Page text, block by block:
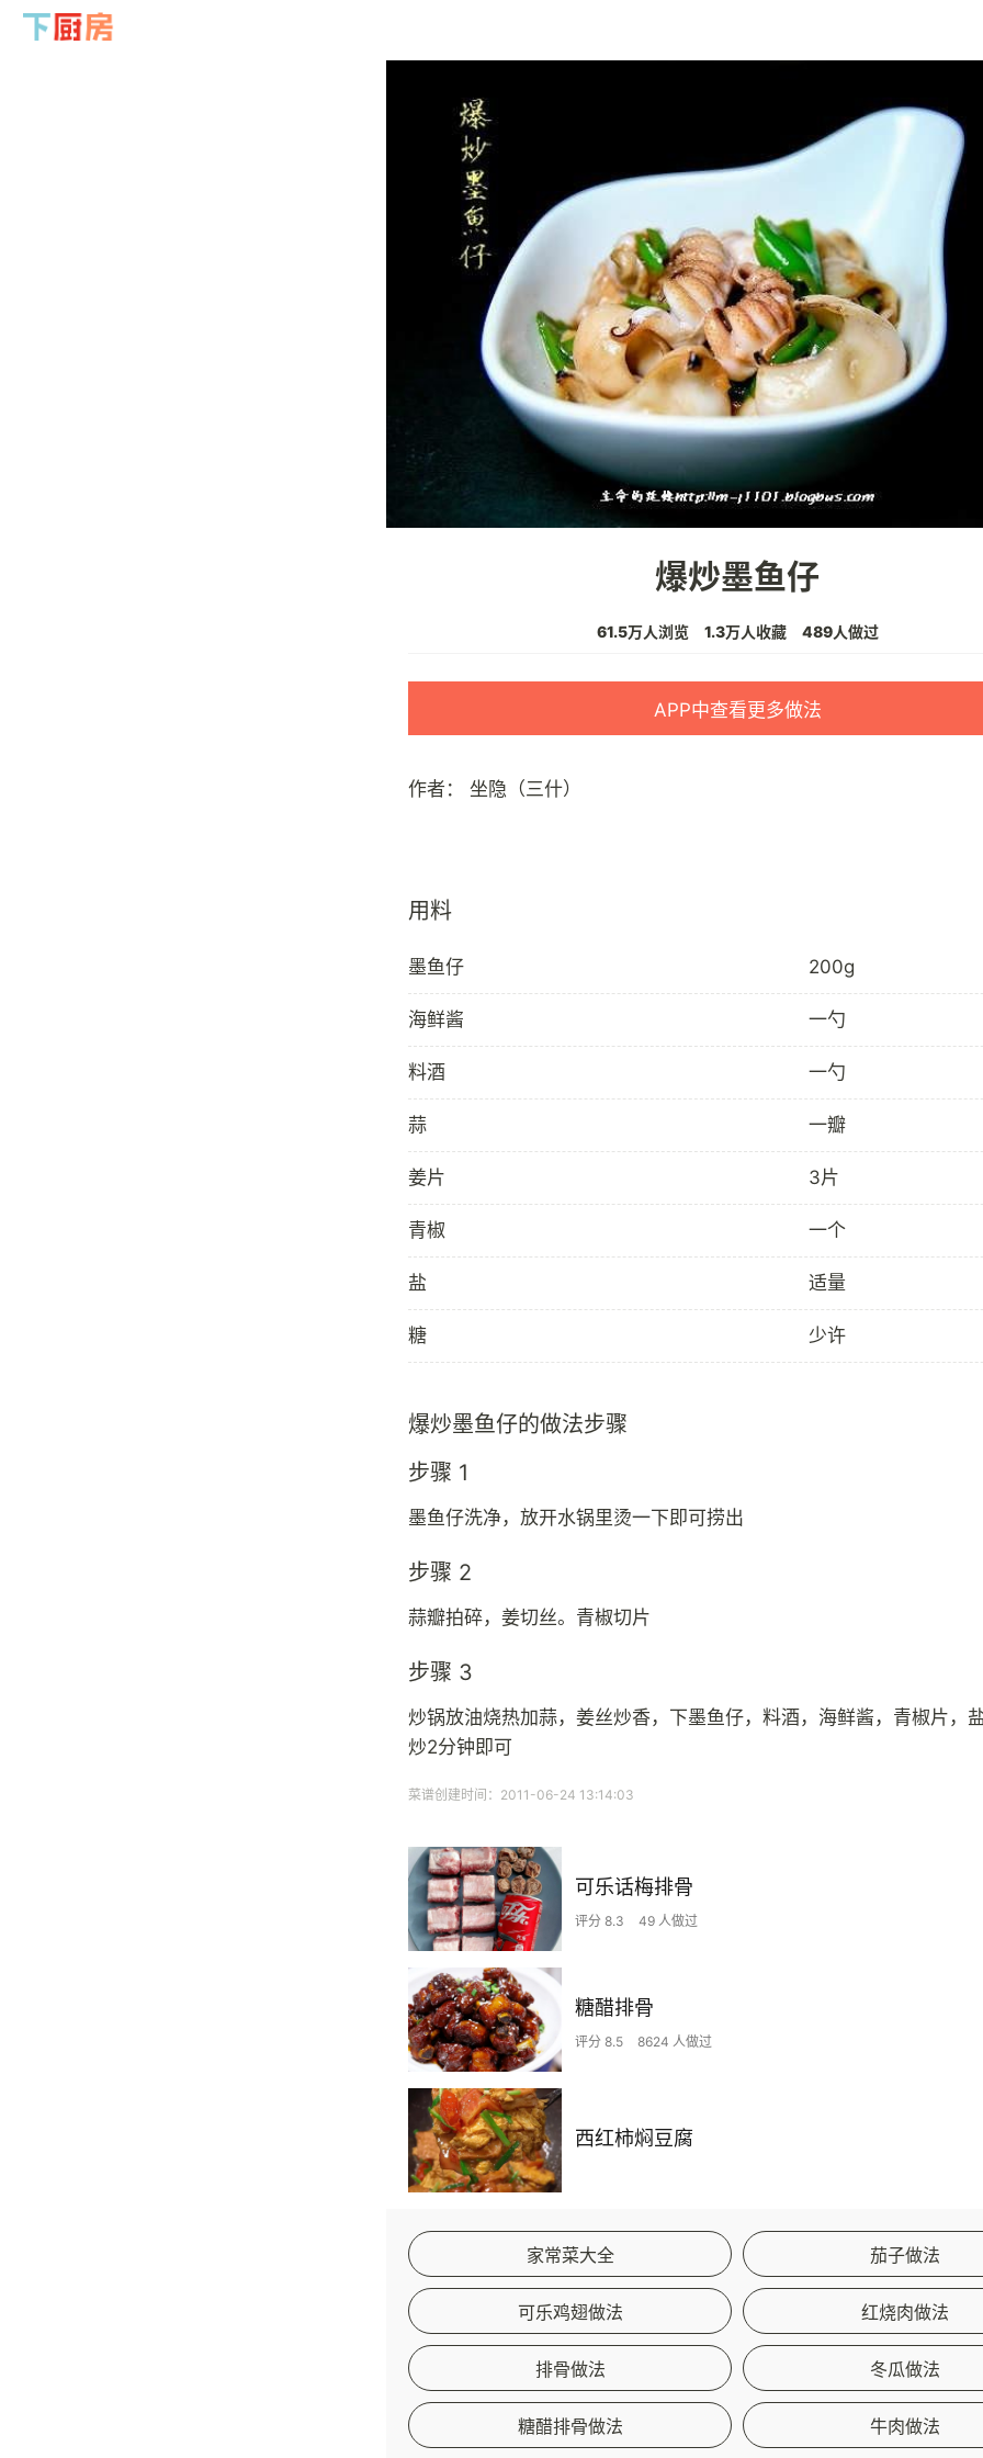
爆炒墨鱼仔
61.5万人浏览 1.3万人收藏 489人做过
APP中查看更多做法
作者： 坐隐（三什）
用料
墨鱼仔 200g
海鲜酱 一勺
料酒 一勺
蒜 一瓣
姜片 3片
青椒 一个
盐 适量
糖 少许
爆炒墨鱼仔的做法步骤
步骤 1
墨鱼仔洗净，放开水锅里烫一下即可捞出
步骤 2
蒜瓣拍碎，姜切丝。青椒切片
步骤 3
炒锅放油烧热加蒜，姜丝炒香，下墨鱼仔，料酒，海鲜酱，青椒片，
炒2分钟即可
菜谱创建时间：2011-06-24 13:14:03
可乐话梅排骨
评分 8.3 49 人做过
糖醋排骨
评分 8.5 8624 人做过
西红柿焖豆腐
家常菜大全 茄子做法
可乐鸡翅做法 红烧肉做法
排骨做法 冬瓜做法
糖醋排骨做法 牛肉做法